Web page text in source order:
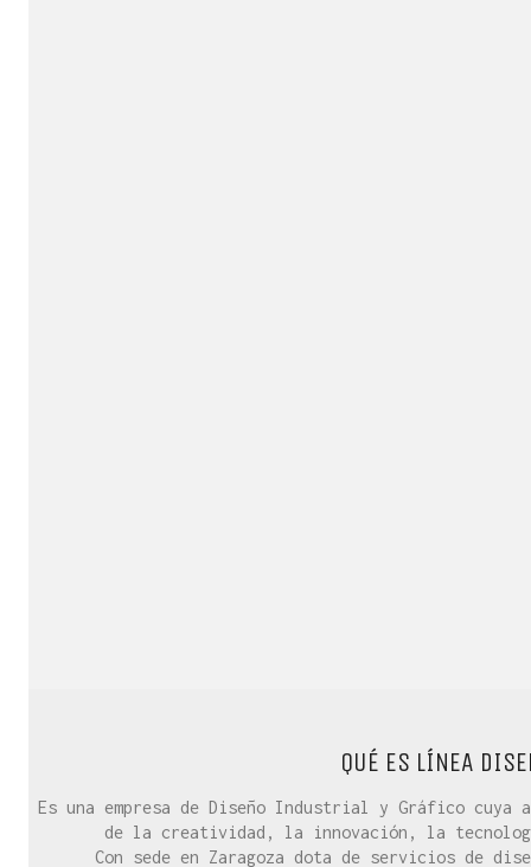
QUÉ ES LÍNEA
Es una empresa de Diseño Industrial y Gráfico
de la creatividad, la innovación, la
Con sede en Zaragoza dota de servicios de